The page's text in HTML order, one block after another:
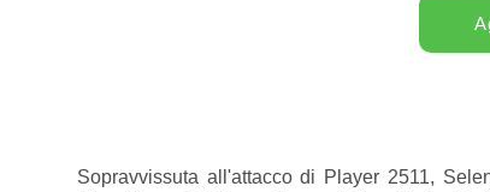
Sopravvissuta all'attacco di Player 2511,